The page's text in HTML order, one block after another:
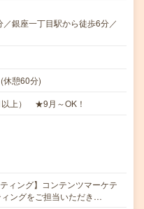
銀座一丁目駅から徒歩6分／
休憩60分)
以上） ★9月～OK！
ィング】コンテンツマーケテ
ングをご担当いただき…